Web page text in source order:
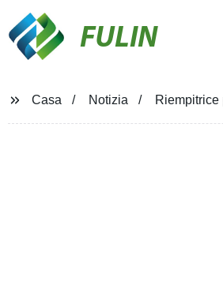
FULIN
Casa Notizia Riempitrice